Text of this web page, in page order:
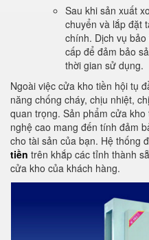
Sau khi sản xuất
chuyển và lắp đặt
chính. Dịch vụ
cấp để đảm bảo
thời gian sử dụng.
Ngoài việc cửa kho tiền hội tụ
năng chống cháy, chịu nhiệt,
quan trọng. Sản phẩm cửa
nghệ cao mang đến tính đảm
cho tài sản của bạn. Hệ thống
tiền trên khắp các tỉnh thành
cửa kho của khách hàng.